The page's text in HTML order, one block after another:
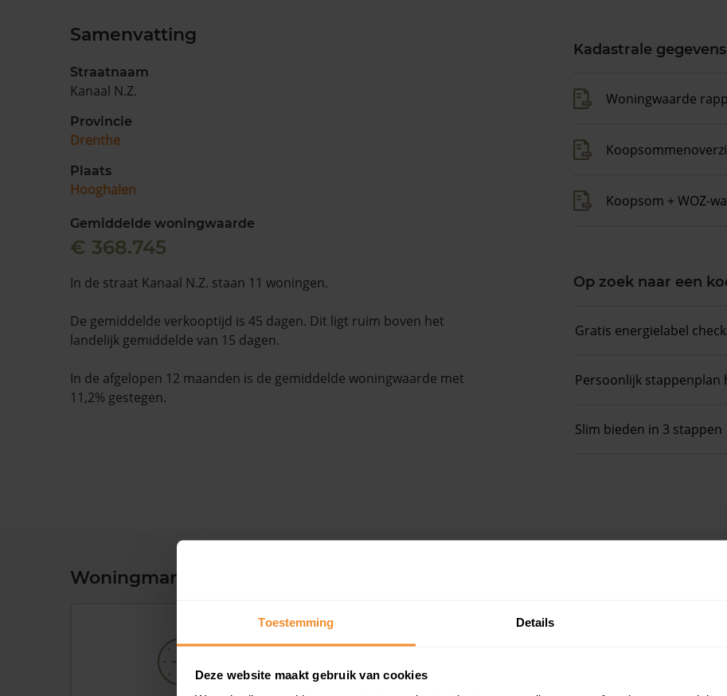
Toestemming Details
Deze website maakt gebruik van cookies
Samenvatting
Straatnaam
Kanaal N.Z.
Provincie
Drenthe
Plaats
Hooghalen
Gemiddelde woningwaarde
€ 368.745
In de straat Kanaal N.Z. staan 11 woningen.
De gemiddelde verkooptijd is 45 dagen. Dit ligt ruim boven het
landelijk gemiddelde van 15 dagen.
In de afgelopen 12 maanden is de gemiddelde woningwaarde met
11,2% gestegen.
Kadastrale gegevens
Woningwaarde
Koopsom + WOZ-
Op zoek naar een
Gratis energielabel check
Persoonlijk stappenplan
Slim bieden in 3 stappen
Woningmarkt en woningwaarde